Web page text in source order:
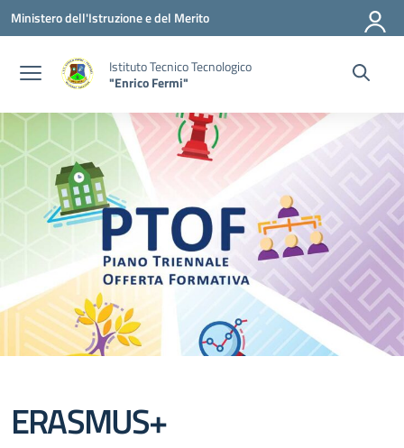
Vai ai contenuti
Vai al menu di navigazione
Vai al footer
Ministero dell'Istruzione e del Merito
Istituto Tecnico Tecnologico
"Enrico Fermi"
ERASMUS+